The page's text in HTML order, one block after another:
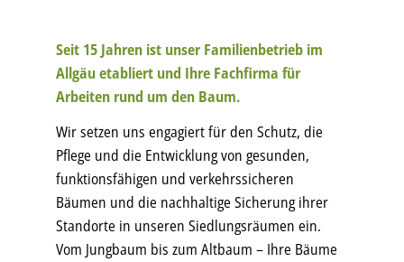
Seit 15 Jahren ist unser Familienbetrieb im
Allgäu etabliert und Ihre Fachfirma für
Arbeiten rund um den Baum.
Wir setzen uns engagiert für den Schutz, die
Pflege und die Entwicklung von gesunden,
funktionsfähigen und verkehrssicheren
Bäumen und die nachhaltige Sicherung ihrer
Standorte in unseren Siedlungsräumen ein.
Vom Jungbaum bis zum Altbaum – Ihre Bäume